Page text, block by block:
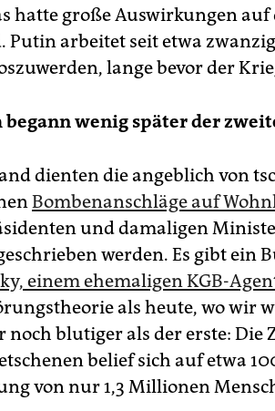
hatte große Auswirkungen
Putin arbeitet seit etwa
lange bevor der
begann wenig später der
dienten die angeblich von
Bombenanschläge auf
und damaligen
werden. Es gibt ein
einem ehemaligen KGB-
als heute, wo wir
noch blutiger als der erste: Die
belief sich auf etwa
von nur 1,3 Millionen